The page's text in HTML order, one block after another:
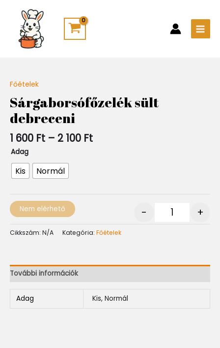
content
Főételek
Sárgaborsófőzelék sült
debreceni
1 600 Ft – 2 100 Ft
1
600 Ft
100 Ft
Adag
Kis Normál
- +
Nem elérhető
Cikkszám: N/A Kategória: Főételek
További információk
Adag Kis, Normál